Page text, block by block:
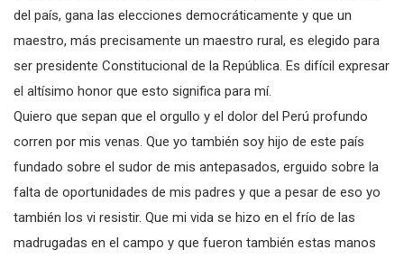
del país, gana las elecciones democráticamente y que un
maestro, más precisamente un maestro rural, es elegido para
ser presidente Constitucional de la República. Es difícil expresar
el altísimo honor que esto significa para mí.
Quiero que sepan que el orgullo y el dolor del Perú profundo
corren por mis venas. Que yo también soy hijo de este país
fundado sobre el sudor de mis antepasados, erguido sobre la
falta de oportunidades de mis padres y que a pesar de eso yo
también los vi resistir. Que mi vida se hizo en el frío de las
madrugadas en el campo y que fueron también estas manos